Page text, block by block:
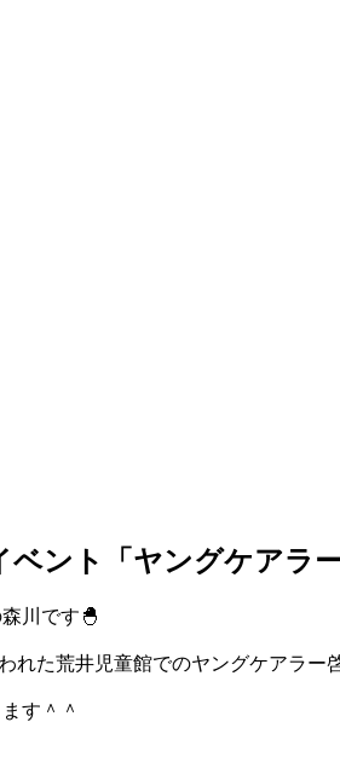
ベント「ヤングケアラ
川です🐣
れた荒井児童館でのヤングケアラー
す＾＾